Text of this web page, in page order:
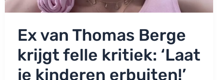
Ex van Thomas Berge
krijgt felle kritiek: ‘Laat
je kinderen erbuiten!’